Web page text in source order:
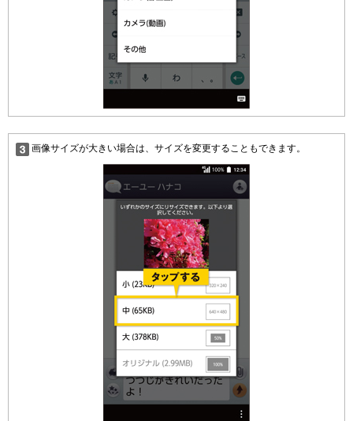
画像サイズが大きい場合は、サイズを変更することもできます。